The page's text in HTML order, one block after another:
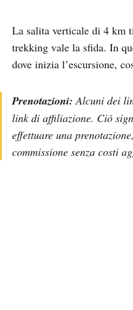
La salita verticale di 4 km
trekking vale la sfida. In
dove inizia l’escursione,
Prenotazioni: Alcuni dei
link di affiliazione. Ciò
effettuare una
commissione senza costi